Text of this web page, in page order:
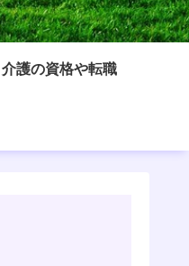
介護の資格や転職